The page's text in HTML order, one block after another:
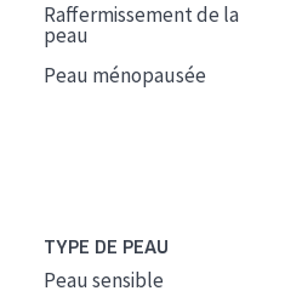
Raffermissement de la
peau
Peau ménopausée
TYPE DE PEAU
Peau sensible